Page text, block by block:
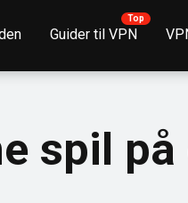
Guider til VPN
spil